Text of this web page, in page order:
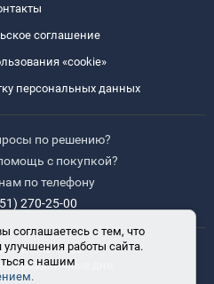
соглашение
«cookie»
персональных данных
по решению?
с покупкой?
по телефону
270-25-00
8:30-17:30
праздничные дни
соглашаетесь с тем, что
улучшения работы сайта.
с нашим